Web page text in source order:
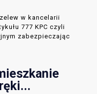
w kancelarii
777 KPC czyli
zabezpieczając